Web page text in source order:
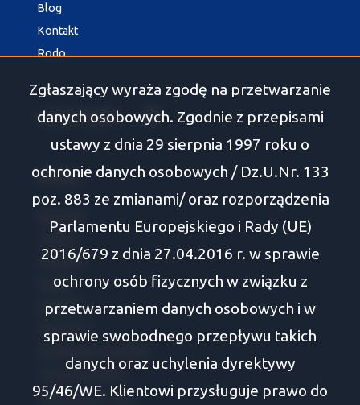
Blog
Kontakt
Rodo
social media Facebook
Oferty
Białystok
Wasilków
Supraśl
Zabłudów
Choroszcz
Turośń Kościelna
Dobrzyniewo Duże
Zgłaszający wyraża zgodę na przetwarzanie
danych osobowych. Zgodnie z przepisami
ustawy z dnia 29 sierpnia 1997 roku o
ochronie danych osobowych / Dz.U.Nr. 133
poz. 883 ze zmianami/ oraz rozporządzenia
Parlamentu Europejskiego i Rady (UE)
2016/679 z dnia 27.04.2016 r. w sprawie
ochrony osób fizycznych w związku z
przetwarzaniem danych osobowych i w
sprawie swobodnego przepływu takich
danych oraz uchylenia dyrektywy
95/46/WE. Klientowi przysługuje prawo do